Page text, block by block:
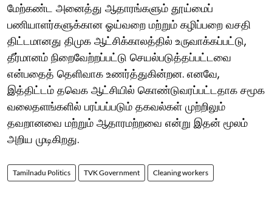
மேற்கண்ட அனைத்து ஆதாரங்களும் தூய்மைப்
பணியாளர்களுக்கான ஓய்வறை மற்றும் கழிப்பறை வசதி
திட்டமானது திமுக ஆட்சிக்காலத்தில் உருவாக்கப்பட்டு,
தீர்மானம் நிறைவேற்றப்பட்டு செயல்படுத்தப்பட்டவை
என்பதைத் தெளிவாக உணர்த்துகின்றன. எனவே,
இத்திட்டம் தவெக ஆட்சியில் கொண்டுவரப்பட்டதாக சமூக
வலைதளங்களில் பரப்பப்படும் தகவல்கள் முற்றிலும்
தவறானவை மற்றும் ஆதாரமற்றவை என்று இதன் மூலம்
அறிய முடிகிறது.
Tamilnadu Politics TVK Government Cleaning workers